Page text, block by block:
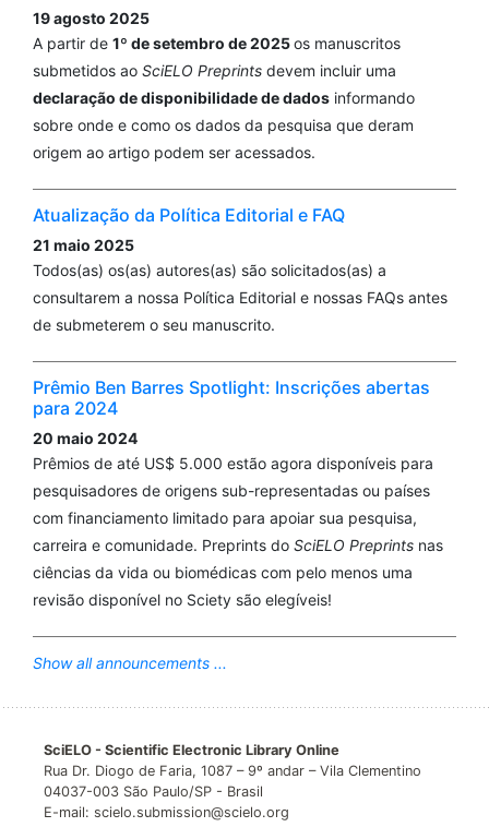
19 agosto 2025
A partir de 1º de setembro de 2025os manuscritos
submetidos ao SciELO Preprints devem incluir uma
declaração de disponibilidade de dados informando
sobre onde e como os dados da pesquisa que deram
origem ao artigo podem ser acessados.
Atualização da Política Editorial e FAQ
21 maio 2025
Todos(as) os(as) autores(as) são solicitados(as) a
consultarem a nossa Política Editorial e nossas FAQs antes
de submeterem o seu manuscrito.
Prêmio Ben Barres Spotlight: Inscrições abertas
para 2024
20 maio 2024
Prêmios de até US$ 5.000 estão agora disponíveis para
pesquisadores de origens sub-representadas ou países
com financiamento limitado para apoiar sua pesquisa,
carreira e comunidade. Preprints do SciELO Preprints nas
ciências da vida ou biomédicas com pelo menos uma
revisão disponível no Sciety são elegíveis!
Show all announcements ...
SciELO - Scientific Electronic Library Online
Rua Dr. Diogo de Faria, 1087 – 9º andar – Vila Clementino
04037-003 São Paulo/SP - Brasil
E-mail: scielo.submission@scielo.org